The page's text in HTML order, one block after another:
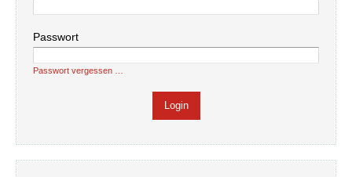
Passwort
Passwort vergessen …